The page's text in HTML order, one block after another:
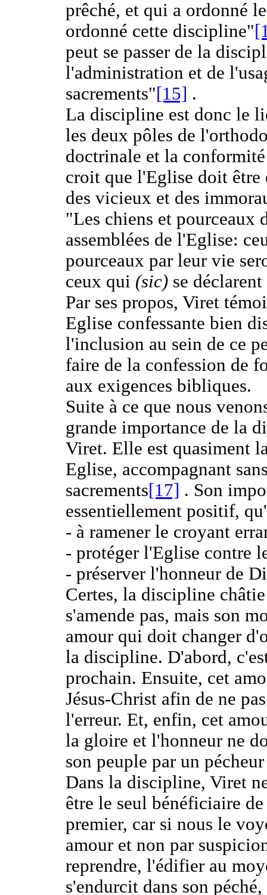
prêché, et qui a ordonné
ordonné cette discipline"
peut se passer de la
l'administration et de
sacrements"[15] .
La discipline est donc le
les deux pôles de
doctrinale et la
croit que l'Eglise doit être
des vicieux et des
"Les chiens et pourceaux
assemblées de l'Eglise:
pourceaux par leur vie
ceux qui (sic)se
Par ses propos, Viret
Eglise confessante bien
l'inclusion au sein de ce
faire de la confession de
aux exigences bibliques.
Suite à ce que nous
grande importance de la
Viret. Elle est quasiment
Eglise, accompagnant
sacrements[17] . Son
essentiellement positif,
- à ramener le croyant
- protéger l'Eglise contre
- préserver l'honneur de
Certes, la discipline
s'amende pas, mais son
amour qui doit changer
la discipline. D'abord,
prochain. Ensuite, cet
Jésus-Christ afin de ne
l'erreur. Et, enfin, cet
la gloire et l'honneur ne
son peuple par un
Dans la discipline, Viret
être le seul bénéficiaire
premier, car si nous le
amour et non par
reprendre, l'édifier au
s'endurcit dans son